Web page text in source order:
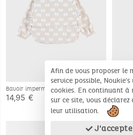
Bavoir imperméable
14,95 €
Afin de vous proposer le
service possible, Noukie's
cookies. En continuant à
sur ce site, vous déclarez
leur utilisation.
J'accepte